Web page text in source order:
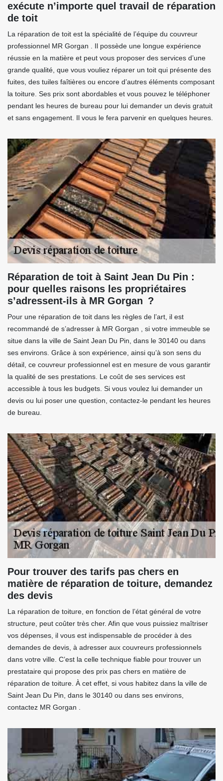
exécute n’importe quel travail de réparation
de toit
La réparation de toit est la spécialité de l’équipe du couvreur
professionnel MR Gorgan . Il possède une longue expérience
réussie en la matière et peut vous proposer des services d’une
grande qualité, que vous vouliez réparer un toit qui présente des
fuites, des tuiles faîtières ou encore d’autres éléments composant
la toiture. Ses prix sont abordables et vous pouvez le téléphoner
pendant les heures de bureau pour lui demander un devis gratuit
et sans engagement. Il vous le fera parvenir en quelques heures.
Réparation de toit à Saint Jean Du Pin :
pour quelles raisons les propriétaires
s’adressent-ils à MR Gorgan ?
Pour une réparation de toit dans les règles de l’art, il est
recommandé de s’adresser à MR Gorgan , si votre immeuble se
situe dans la ville de Saint Jean Du Pin, dans le 30140 ou dans
ses environs. Grâce à son expérience, ainsi qu’à son sens du
détail, ce couvreur professionnel est en mesure de vous garantir
la qualité de ses prestations. Le coût de ses services est
accessible à tous les budgets. Si vous voulez lui demander un
devis ou lui poser une question, contactez-le pendant les heures
de bureau.
Pour trouver des tarifs pas chers en
matière de réparation de toiture, demandez
des devis
La réparation de toiture, en fonction de l’état général de votre
structure, peut coûter très cher. Afin que vous puissiez maîtriser
vos dépenses, il vous est indispensable de procéder à des
demandes de devis, à adresser aux couvreurs professionnels
dans votre ville. C’est la celle technique fiable pour trouver un
prestataire qui propose des prix pas chers en matière de
réparation de toiture. À cet effet, si vous habitez dans la ville de
Saint Jean Du Pin, dans le 30140 ou dans ses environs,
contactez MR Gorgan .